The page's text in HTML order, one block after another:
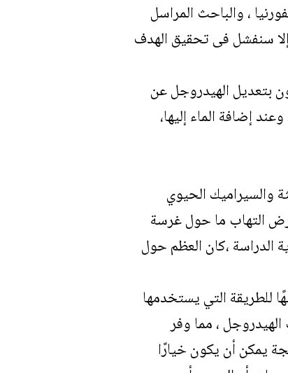
، والباحث المراسل
سنفشل فى تحقيق الهدف
بتعديل الهيدروجل عن
إضافة الماء إليها،
والسيراميك الحيوي
الفئران المصابة بمرض التهاب ما حول غرسة
الدراسة ،كان العظم حول
للطريقة التي يستخدمها
، مما وفر
يمكن أن يكون خيارًا